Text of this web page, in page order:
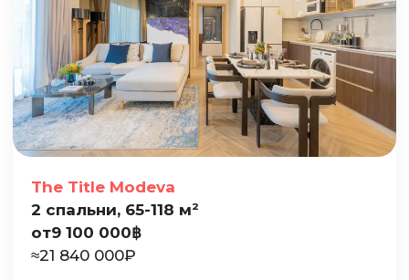
The Title Modeva
2 спальни, 65-118 м²
от9 100 000฿
≈21 840 000₽